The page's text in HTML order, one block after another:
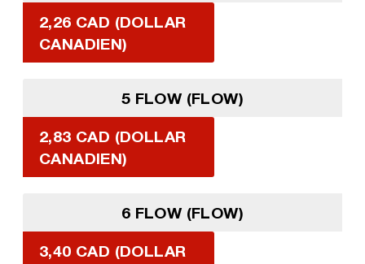
2,26 CAD (DOLLAR
CANADIEN)
5 FLOW (FLOW)
2,83 CAD (DOLLAR
CANADIEN)
6 FLOW (FLOW)
3,40 CAD (DOLLAR